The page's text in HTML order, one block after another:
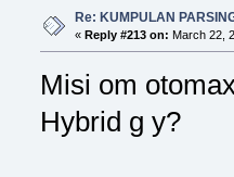
Re: KUMPULAN
« Reply #213 on: March 22,
Misi om
Hybrid g y?